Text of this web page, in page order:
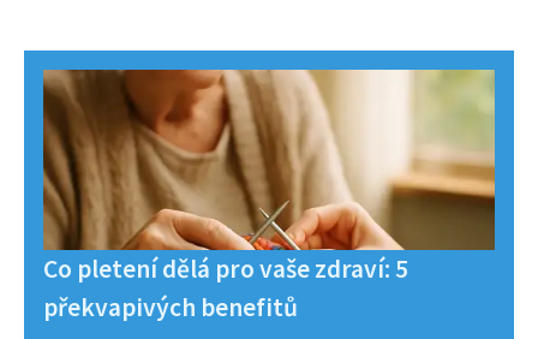
Co pletení dělá pro vaše zdraví: 5
překvapivých benefitů